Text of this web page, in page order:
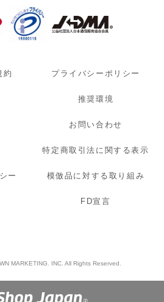
約 プライバシーポリシー
推奨環境
お問い合わせ
特定商取引法に関する表示
ー 模倣品に対する取り組み
FD宣言
MARKETING. INC. All Rights Reserved.